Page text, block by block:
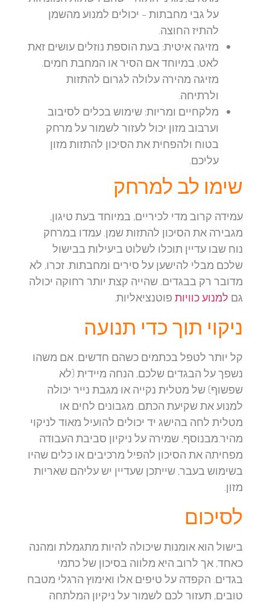
על גבי מחבתות – יכולים למנוע מהשמן
להתיז החוצה.
מזיגה איטית:בעת הוספת נוזלים עושים זאת
לאט, במיוחד אם הסיר או המחבת חמים.
מזיגה מהירה עלולה לגרום להתזות
ולרתיחה.
מלקחיים ומריות:שימוש בכלים לסיבוב
וערבוב מזון יכול לעזור לשמור על מרחק
בטוח ולהפחית את הסיכון להתזות מזון
עליכם.
שימו לב למרחק
עמידה קרוב מדי לכיריים, במיוחד בעת טיגון,
מגבירה את הסיכון להתזות שמן. עמדו במרחק
נוח שבו עדיין תוכלו לשלוט ביעילות בבישול
שלכם מבלי להישען על סירים ומחבתות. זכרו, לא
מדובר רק בבגדים. שהייה קצת יותר רחוקה יכולה
גםלמנוע כוויותפוטנציאליות.
ניקוי תוך כדי תנועה
קל יותר לטפל בכתמים כשהם חדשים. אם משהו
נשפך על הבגדים שלכם, הנחה מיידית (לא
שפשוף) של מטלית נקייה או מגבת נייר יכולה
למנוע את שקיעת הכתם. מגבונים לחים או
מטלית לחה בהישג יד יכולים להועיל מאוד לניקוי
מהיר.מבנוסף, שמירה על ניקיון סביבת העבודה
מפחיתה את הסיכון להפיל מרכיבים או כלים שהיו
בשימוש בעבר, שייתכן שעדיין יש עליהם שאריות
מזון.
לסיכום
בישול הוא אומנות שיכולה להיות מתגמלת ומהנה
כאחד, אך לרוב היא מלווה בסיכון של כתמי
בגדים. הקפדה על טיפים אלו ואימוץ הרגלי מטבח
טובים, תעזור לכם לשמור על ניקיון המלתחה